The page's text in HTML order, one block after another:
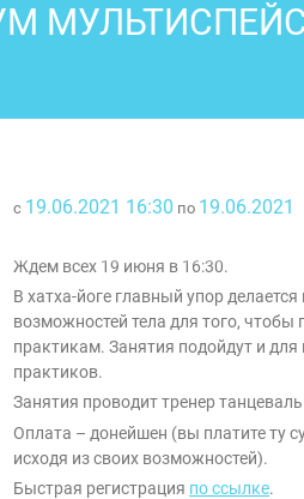
с 19.06.2021 16:30 по 19.06.2021
Ждем всех 19 июня в 16:30.
В хатха-йоге главный упор
возможностей тела для того, чтобы
практикам. Занятия подойдут и
практиков.
Занятия проводит тренер
Оплата – донейшен (вы платите ту
исходя из своих возможностей).
Быстрая регистрация по ссылке.